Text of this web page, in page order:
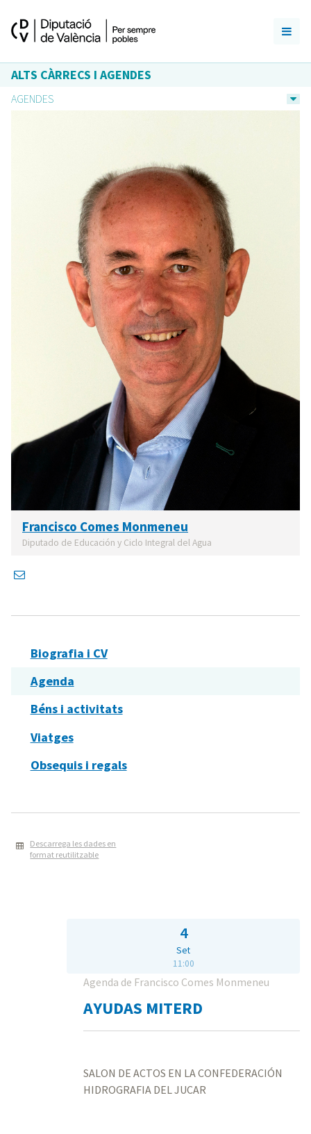
ALTS CÀRRECS I AGENDES
AGENDES
Francisco Comes Monmeneu
Diputado de Educación y Ciclo Integral del Agua
Biografia i CV
Agenda
Béns i activitats
Viatges
Obsequis i regals
Descarrega les dades en
format reutilitzable
4
Set
11:00
Agenda de Francisco Comes Monmeneu
AYUDAS MITERD
SALON DE ACTOS EN LA CONFEDERACIÓN
HIDROGRAFIA DEL JUCAR